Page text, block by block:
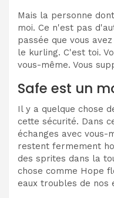
Mais la personne
moi. Ce n'est pas
passée que vous
le kurling. C'est toi.
vous-même. Vous
Safe est un
Il y a quelque chose
cette sécurité. Dans
échanges avec vous-
restent fermement
des sprites dans la
chose comme Hope
eaux troubles de nos